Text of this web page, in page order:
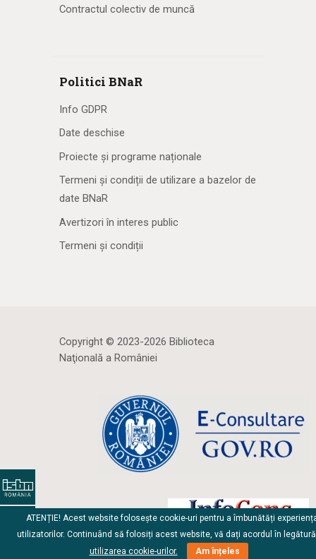
Contractul colectiv de muncă
Politici BNaR
Info GDPR
Date deschise
Proiecte și programe naționale
Termeni și condiții de utilizare a bazelor de
date BNaR
Avertizori în interes public
Termeni și condiții
Copyright © 2023-2026 Biblioteca
Naţională a României
ATENȚIE! Acest website folosește cookie-uri pentru a îmbunătăți
utilizatorilor. Continuând să folosiți acest website, vă dați acordul în
utilizarea cookie-urilor.
Am înțeles